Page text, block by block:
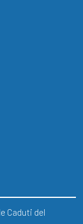
Caduti del